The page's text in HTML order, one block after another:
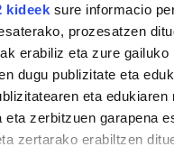
kideek sure informacio
prozesatzen
erabiliz eta zure gailuko
dugu publizitate eta
eta edukiaren
eta zerbitzuen garapena
zertarako erabiltzen
"Greba
arrazoi ugari
Irutxuloko Hitza